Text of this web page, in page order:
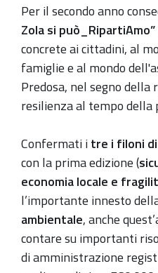
Per il secondo anno
Zola si può_RipartiAmo”
concrete ai cittadini, al
famiglie e al mondo
Predosa, nel segno
resilienza al tempo della
Confermati itre i filoni
con la prima edizione (
economia locale e
l’importante innesto
ambientale, anche
contare su importanti
di amministrazione